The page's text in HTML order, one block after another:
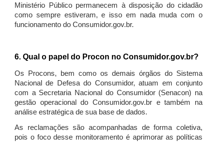
Ministério Público permanecem à disposição do cidadão
como sempre estiveram, e isso em nada muda com o
funcionamento do Consumidor.gov.br.
6. Qual o papel do Procon no Consumidor.gov.br?
Os Procons, bem como os demais órgãos do Sistema
Nacional de Defesa do Consumidor, atuam em conjunto
com a Secretaria Nacional do Consumidor (Senacon) na
gestão operacional do Consumidor.gov.br e também na
análise estratégica de sua base de dados.
As reclamações são acompanhadas de forma coletiva,
pois o foco desse monitoramento é aprimorar as políticas